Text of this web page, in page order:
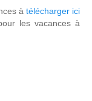
à télécharger ici
les vacances à